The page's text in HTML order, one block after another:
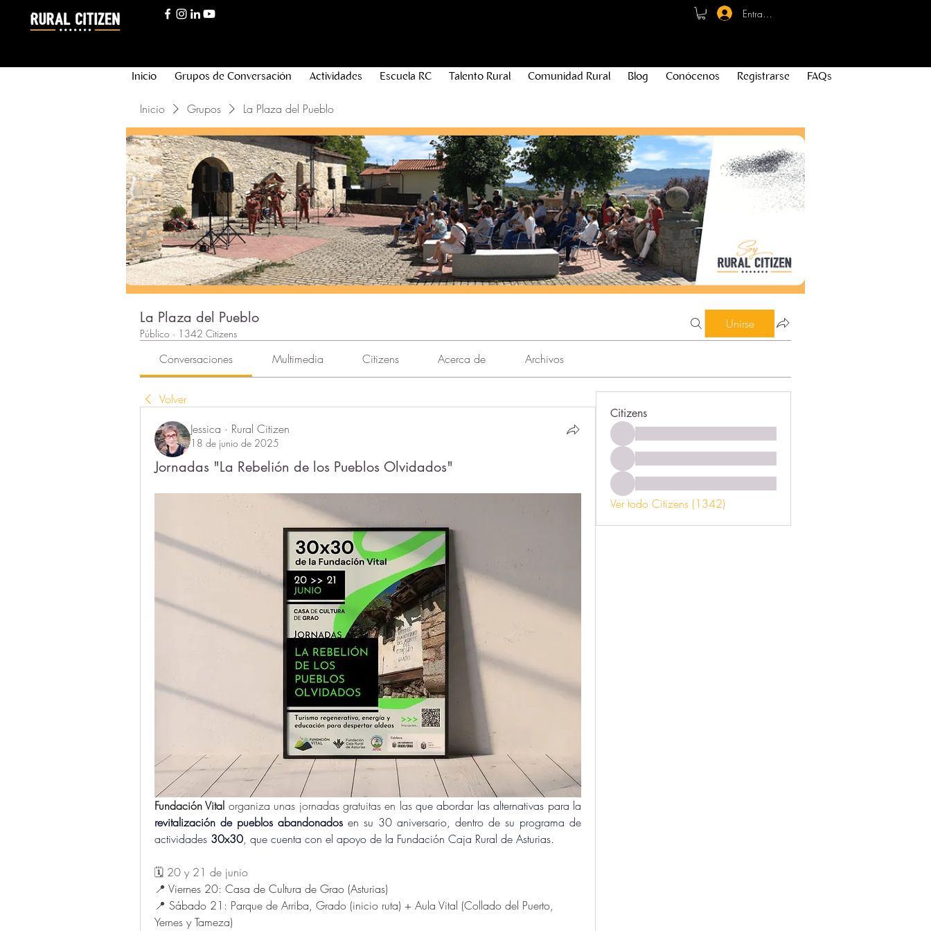
Entrar - Registro
Inicio Grupos de Conversación Actividades Escuela RC Talento Rural Comunidad Rural Blog Conócenos Registrarse FAQs
Inicio Grupos La Plaza del Pueblo
La Plaza del Pueblo
Público · 1342 Citizens
Unirse
Conversaciones Multimedia Citizens Acerca de Archivos
Volver
Jessica · Rural Citizen
18 de junio de 2025
Jornadas "La Rebelión de los Pueblos Olvidados"
Fundación Vital organiza unas jornadas gratuitas en las
revitalización de pueblos abandonados en su 30 aniversario, dentro de su programa de
actividades 30x30, que cuenta con el apoyo de la Fundación Caja Rural de Asturias.
🗓️ 20 y 21 de junio
📍 Viernes 20: Casa de Cultura de Grao (Asturias)
📍 Sábado 21: Parque de Arriba, Grado (inicio ruta) + Aula Vital (Collado del Puerto,
Yernes y Tameza)
Citizens
Ver todo Citizens (1342)